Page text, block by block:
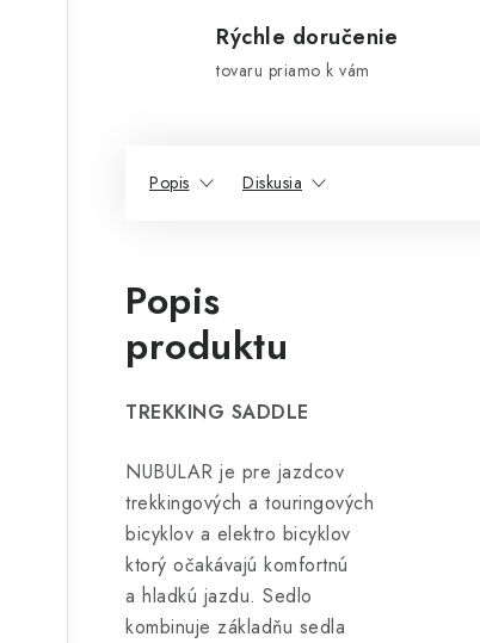
Rýchle doručenie
tovaru priamo k vám
Popis Diskusia
Popis
produktu
TREKKING SADDLE
NUBULAR je pre jazdcov
trekkingových a touringových
bicyklov a elektro bicyklov
ktorý očakávajú komfortnú
a hladkú jazdu. Sedlo
kombinuje základňu sedla